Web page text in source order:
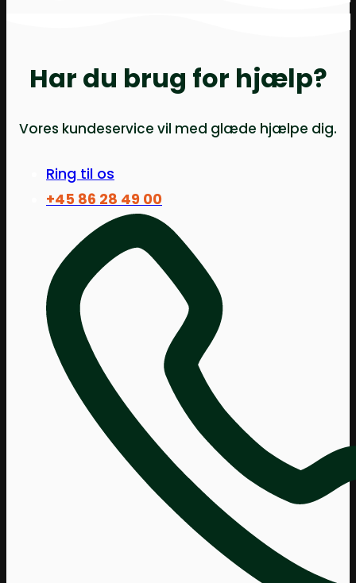
Har du brug for hjælp?
Vores kundeservice vil med glæde hjælpe dig.
Ring til os
+45 86 28 49 00